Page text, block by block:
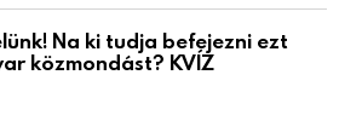
Na ki tudja befejezni ezt
közmondást? KVÍZ